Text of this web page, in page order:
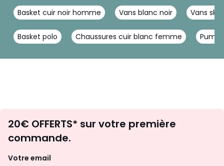
Basket cuir noir homme Vans blanc noir Vans
Basket polo Chaussures cuir blanc femme Puma
d'inspirations
20€ OFFERTS* sur votre première
commande.
Votre email